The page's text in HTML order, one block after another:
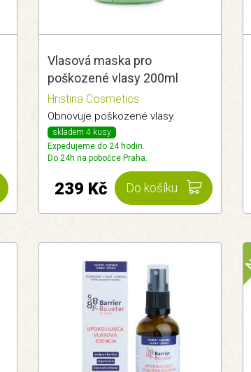
Vlasová maska pro
poškozené vlasy 200ml
Hristina
Hristina Cosmetics
Obnovuje poškozené vlasy.
skladem 4 kusy
Expedujeme do 24 hodin.
Do 24h na pobočce Praha.
Do košíku
239 Kč